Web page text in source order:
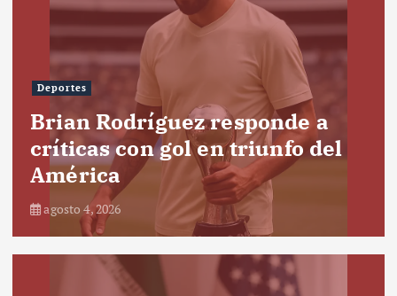
Deportes
Brian Rodríguez responde a
críticas con gol en triunfo del
América
agosto 4, 2026